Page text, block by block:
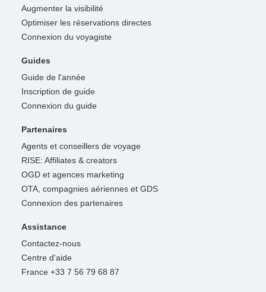
Augmenter la visibilité
Optimiser les réservations directes
Connexion du voyagiste
Guides
Guide de l'année
Inscription de guide
Connexion du guide
Partenaires
Agents et conseillers de voyage
RISE: Affiliates & creators
OGD et agences marketing
OTA, compagnies aériennes et GDS
Connexion des partenaires
Assistance
Contactez-nous
Centre d'aide
France +33 7 56 79 68 87